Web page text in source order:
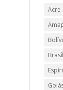
Acre